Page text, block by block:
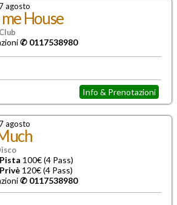
agosto
House
✆ 0117538980
Info & Prenotazioni
agosto
100€ (4 Pass)
120€ (4 Pass)
✆ 0117538980